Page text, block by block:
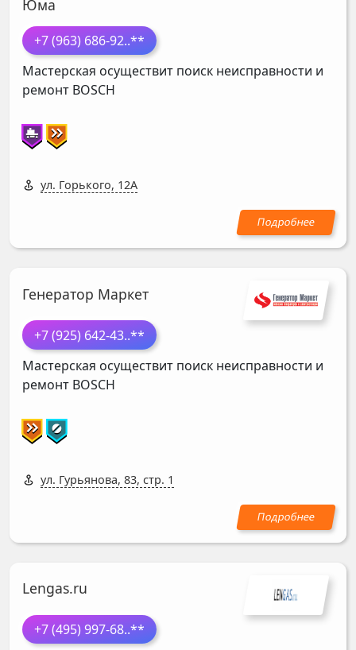
Юма
+7 (963) 686-92..**
Мастерская осуществит поиск неисправности и
ремонт BOSCH
ул. Горького, 12А
Генератор Маркет
+7 (925) 642-43..**
Мастерская осуществит поиск неисправности и
ремонт BOSCH
ул. Гурьянова, 83, стр. 1
Lengas.ru
+7 (495) 997-68..**